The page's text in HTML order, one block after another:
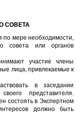
СОВЕТА
по мере необходимости,
совета или органов
участие члены
лица, привлекаемые к
в заседании
представителя.
состоять в Экспертном
должно быть